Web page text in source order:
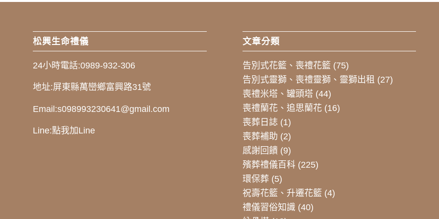
松興生命禮儀
24小時電話:0989-932-306
地址:屏東縣萬巒鄉富興路31號
Email:s098993230641@gmail.com
Line:點我加Line
文章分類
告別式花籃、喪禮花籃 (75)
告別式靈獅、喪禮靈獅、靈獅出租 (27)
喪禮米塔、罐頭塔 (44)
喪禮蘭花、追思蘭花 (16)
喪葬日誌 (1)
喪葬補助 (2)
感謝回饋(9)
殯葬禮儀百科(225)
環保葬(5)
祝壽花籃、升遷花籃 (4)
禮儀習俗知識 (40)